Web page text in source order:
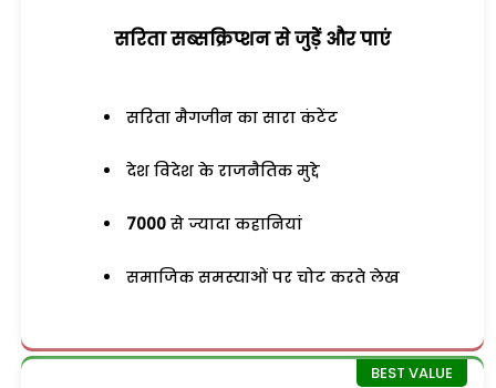
सरिता सब्सक्रिप्शन से जुड़ेें और पाएं
सरिता मैगजीन का सारा कंटेंट
देश विदेश के राजनैतिक मुद्दे
7000 से ज्यादा कहानियां
समाजिक समस्याओं पर चोट करते लेख